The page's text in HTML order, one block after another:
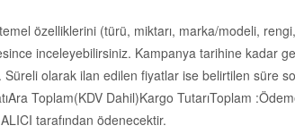
özelliklerini (türü, miktarı, marka/modeli,
inceleyebilirsiniz. Kampanya tarihine kadar
olarak ilan edilen fiyatlar ise belirtilen süre
Toplam(KDV Dahil)Kargo TutarıToplam
tarafından ödenecektir.